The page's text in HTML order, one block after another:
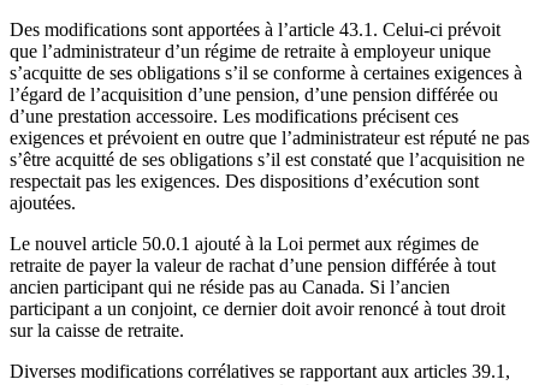
Des modifications sont apportées à l’article 43.1. Celui-ci prévoit
que l’administrateur d’un régime de retraite à employeur unique
s’acquitte de ses obligations s’il se conforme à certaines exigences à
l’égard de l’acquisition d’une pension, d’une pension différée ou
d’une prestation accessoire. Les modifications précisent ces
exigences et prévoient en outre que l’administrateur est réputé ne pas
s’être acquitté de ses obligations s’il est constaté que l’acquisition ne
respectait pas les exigences. Des dispositions d’exécution sont
ajoutées.
Le nouvel article 50.0.1 ajouté à la Loi permet aux régimes de
retraite de payer la valeur de rachat d’une pension différée à tout
ancien participant qui ne réside pas au Canada. Si l’ancien
participant a un conjoint, ce dernier doit avoir renoncé à tout droit
sur la caisse de retraite.
Diverses modifications corrélatives se rapportant aux articles 39.1,